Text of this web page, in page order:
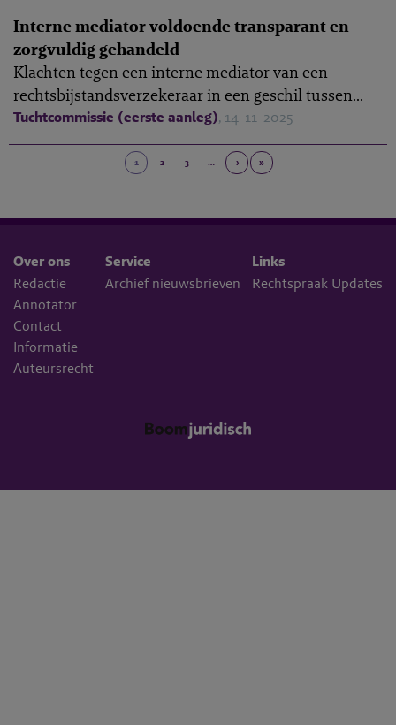
Interne mediator voldoende transparant en
zorgvuldig gehandeld
Klachten tegen een interne mediator van een
rechtsbijstandsverzekeraar in een geschil tussen...
Tuchtcommissie (eerste aanleg), 14-11-2025
1 2 3 … › »
Over ons
Redactie
Annotator
Contact
Informatie
Auteursrecht
Service
Archief nieuwsbrieven
Links
Rechtspraak Updates